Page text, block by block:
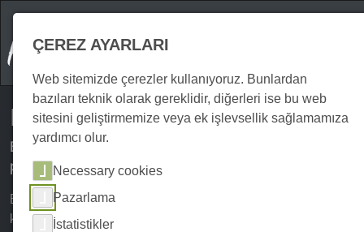
Harz Dağları'ndaki tatilim
Böylece Harz Dağları'ndaki konaklamanızı şimdiden
planlayabilirsiniz!
Bizde oturum açmanız veya herhangi bir yere
kaydolmanız gerekmez.
ÇEREZ AYARLARI
Web sitemizde çerezler kullanıyoruz. Bunlardan
bazıları teknik olarak gereklidir, diğerleri ise bu web
sitesini geliştirmemize veya ek işlevsellik sağlamamıza
yardımcı olur.
Necessary cookies
Pazarlama
İstatistikler